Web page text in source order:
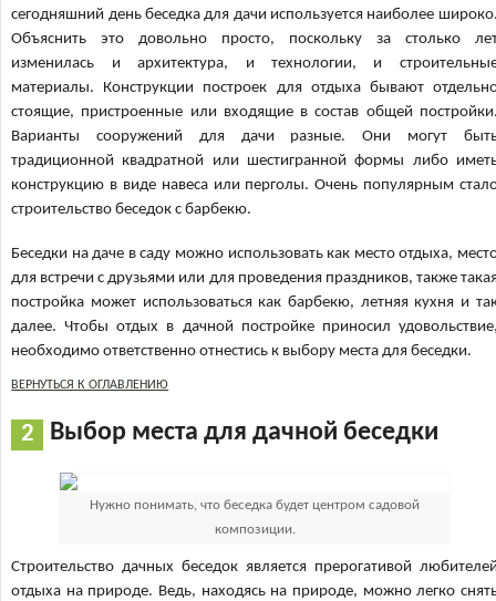
сегодняшний день беседка для дачи используется наиболее
Объяснить это довольно просто, поскольку за столько
изменилась и архитектура, и технологии, и
материалы. Конструкции построек для отдыха бывают
стоящие, пристроенные или входящие в состав общей
Варианты сооружений для дачи разные. Они могут
традиционной квадратной или шестигранной формы либо
конструкцию в виде навеса или перголы. Очень популярным
строительство беседок с барбекю.
Беседки на даче в саду можно использовать как место отдыха,
для встречи с друзьями или для проведения праздников, также
постройка может использоваться как барбекю, летняя кухня и
далее. Чтобы отдых в дачной постройке приносил
необходимо ответственно отнестись к выбору места для беседки.
ВЕРНУТЬСЯ К ОГЛАВЛЕНИЮ
Выбор места для дачной беседки
Нужно понимать, что беседка будет центром садовой
композиции.
Строительство дачных беседок является прерогативой
отдыха на природе. Ведь, находясь на природе, можно легко